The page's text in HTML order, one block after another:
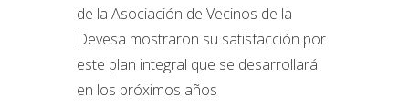
de la Asociación de Vecinos de la
Devesa mostraron su satisfacción por
este plan integral que se desarrollará
en los próximos años